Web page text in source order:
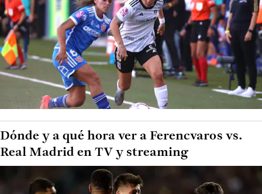
Dónde y a qué hora ver a Ferencvaros vs.
Real Madrid en TV y streaming